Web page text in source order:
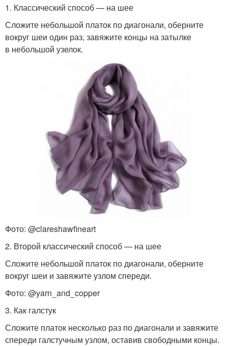
1. Классический способ — на шее
Сложите небольшой платок по диагонали, оберните
вокруг шеи один раз, завяжите концы на затылке
в небольшой узелок.
Фото: @clareshawfineart
2. Второй классический способ — на шее
Сложите небольшой платок по диагонали, оберните
вокруг шеи и завяжите узлом спереди.
Фото: @yarn_and_copper
3. Как галстук
Сложите платок несколько раз по диагонали и завяжите
спереди галстучным узлом, оставив свободными концы.